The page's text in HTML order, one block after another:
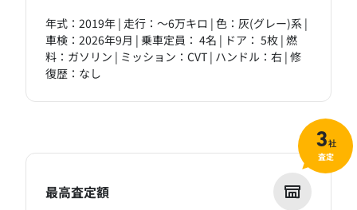
年式：2019年 | 走行：～6万キロ | 色：灰(グレー)系 |
車検：2026年9月 | 乗車定員： 4名 | ドア： 5枚 | 燃
料：ガソリン | ミッション：CVT | ハンドル：右 | 修
復歴：なし
最高査定額
3社
査定